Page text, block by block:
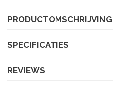
PRODUCTOMSCHRIJVING
SPECIFICATIES
REVIEWS